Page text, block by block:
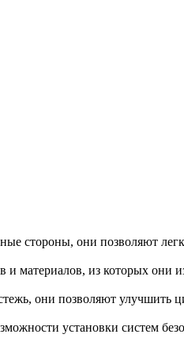
стороны, они позволяют
материалов, из которых они
они позволяют улучшить
установки систем